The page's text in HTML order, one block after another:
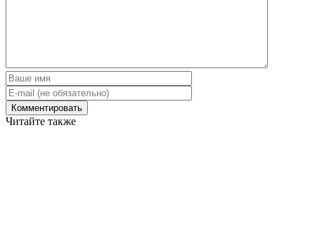
Читайте также